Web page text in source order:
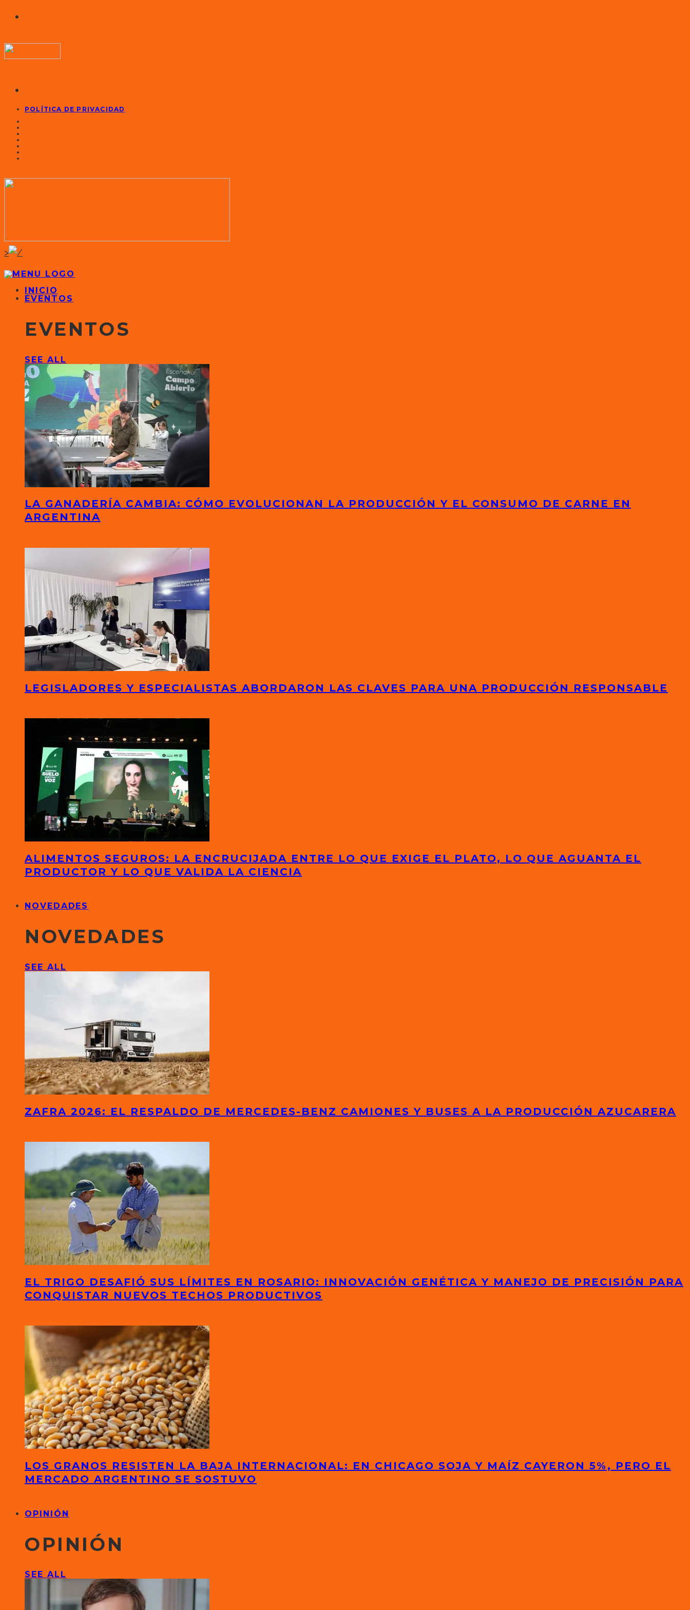
POLÍTICA DE PRIVACIDAD
>
INICIO
EVENTOS
EVENTOS
SEE ALL
LA GANADERÍA CAMBIA: CÓMO EVOLUCIONAN LA PRODUCCIÓN Y EL CONSUMO DE CARNE EN
ARGENTINA
LEGISLADORES Y ESPECIALISTAS ABORDARON LAS CLAVES PARA UNA PRODUCCIÓN RESPONSABLE
ALIMENTOS SEGUROS: LA ENCRUCIJADA ENTRE LO QUE EXIGE EL PLATO, LO QUE AGUANTA EL
PRODUCTOR Y LO QUE VALIDA LA CIENCIA
NOVEDADES
NOVEDADES
SEE ALL
ZAFRA 2026: EL RESPALDO DE MERCEDES-BENZ CAMIONES Y BUSES A LA PRODUCCIÓN AZUCARERA
EL TRIGO DESAFIÓ SUS LÍMITES EN ROSARIO: INNOVACIÓN GENÉTICA Y MANEJO DE PRECISIÓN PARA
CONQUISTAR NUEVOS TECHOS PRODUCTIVOS
LOS GRANOS RESISTEN LA BAJA INTERNACIONAL: EN CHICAGO SOJA Y MAÍZ CAYERON 5%, PERO EL
MERCADO ARGENTINO SE SOSTUVO
OPINIÓN
OPINIÓN
SEE ALL